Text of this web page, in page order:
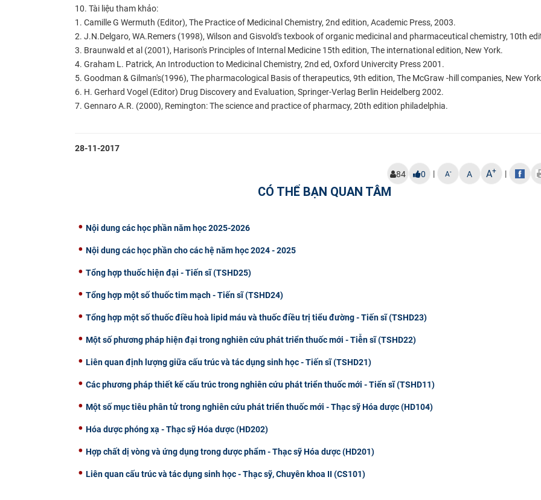
10. Tài liệu tham khảo:
1. Camille G Wermuth (Editor), The Practice of Medicinal Chemistry, 2nd edition, Academic Press, 2003.
2. J.N.Delgaro, WA.Remers (1998), Wilson and Gisvold's texbook of organic medicinal and pharmaceutical chemistry, 10th
3. Braunwald et al (2001), Harison's Principles of Internal Medicine 15th edition, The international edition, New York.
4. Graham L. Patrick, An Introduction to Medicinal Chemistry, 2nd ed, Oxford Univercity Press 2001.
5. Goodman & Gilman's(1996), The pharmacological Basis of therapeutics, 9th edition, The McGraw -hill companies, New
6. H. Gerhard Vogel (Editor) Drug Discovery and Evaluation, Springer-Verlag Berlin Heidelberg 2002.
7. Gennaro A.R. (2000), Remington: The science and practice of pharmacy, 20th edition philadelphia.
28-11-2017
84 0 | A- A A+ |
CÓ THỂ BẠN QUAN TÂM
Nội dung các học phần năm học 2025-2026
Nội dung các học phần cho các hệ năm học 2024 - 2025
Tổng hợp thuốc hiện đại - Tiến sĩ (TSHD25)
Tổng hợp một số thuốc tim mạch - Tiến sĩ (TSHD24)
Tổng hợp một số thuốc điều hoà lipid máu và thuốc điều trị tiểu đường - Tiến sĩ (TSHD23)
Một số phương pháp hiện đại trong nghiên cứu phát triển thuốc mới - Tiễn sĩ (TSHD22)
Liên quan định lượng giữa cấu trúc và tác dụng sinh học - Tiến sĩ (TSHD21)
Các phương pháp thiết kế cấu trúc trong nghiên cứu phát triển thuốc mới - Tiến sĩ (TSHD11)
Một số mục tiêu phân tử trong nghiên cứu phát triển thuốc mới - Thạc sỹ Hóa dược (HD104)
Hóa dược phóng xạ - Thạc sỹ Hóa dược (HD202)
Hợp chất dị vòng và ứng dụng trong dược phẩm - Thạc sỹ Hóa dược (HD201)
Liên quan cấu trúc và tác dụng sinh học - Thạc sỹ, Chuyên khoa II (CS101)